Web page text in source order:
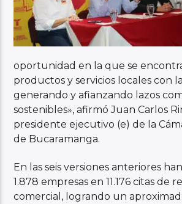
oportunidad en la que se
productos y servicios locales con
generando y afianzando lazos
sostenibles», afirmó Juan Carlos
presidente ejecutivo (e) de la
de Bucaramanga.
En las seis versiones anteriores
1.878 empresas en 11.176 citas de
comercial, logrando un